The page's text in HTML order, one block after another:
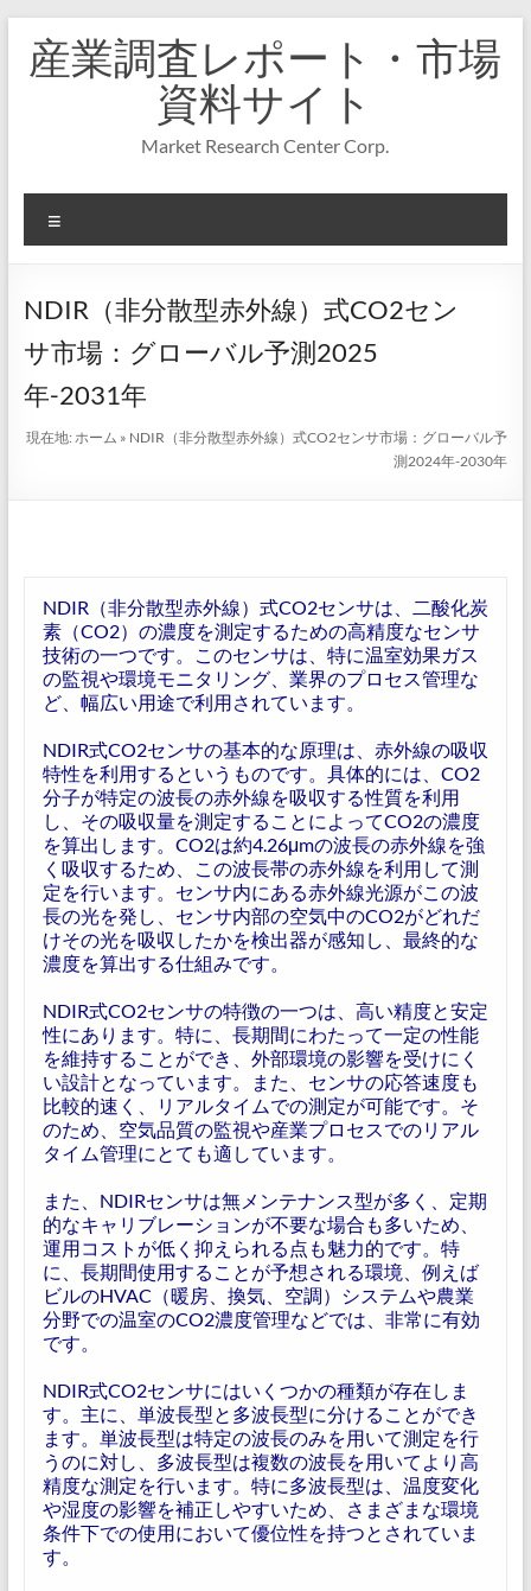
キ
プ
産業調査レポート・市場
資料サイト
Market Research Center Corp.
ニ
ー
NDIR（非分散型赤外線）式CO2セン
サ市場：グローバル予測2025
年-2031年
現在地:ホーム » NDIR（非分散型赤外線）式CO2センサ市場：グローバル予
測2024年-2030年
NDIR（非分散型赤外線）式CO2センサは、二酸化炭
素（CO2）の濃度を測定するための高精度なセンサ
技術の一つです。このセンサは、特に温室効果ガス
の監視や環境モニタリング、業界のプロセス管理な
ど、幅広い用途で利用されています。
NDIR式CO2センサの基本的な原理は、赤外線の吸収
特性を利用するというものです。具体的には、CO2
分子が特定の波長の赤外線を吸収する性質を利用
し、その吸収量を測定することによってCO2の濃度
を算出します。CO2は約4.26μmの波長の赤外線を強
く吸収するため、この波長帯の赤外線を利用して測
定を行います。センサ内にある赤外線光源がこの波
長の光を発し、センサ内部の空気中のCO2がどれだ
けその光を吸収したかを検出器が感知し、最終的な
濃度を算出する仕組みです。
NDIR式CO2センサの特徴の一つは、高い精度と安定
性にあります。特に、長期間にわたって一定の性能
を維持することができ、外部環境の影響を受けにく
い設計となっています。また、センサの応答速度も
比較的速く、リアルタイムでの測定が可能です。そ
のため、空気品質の監視や産業プロセスでのリアル
タイム管理にとても適しています。
また、NDIRセンサは無メンテナンス型が多く、定期
的なキャリブレーションが不要な場合も多いため、
運用コストが低く抑えられる点も魅力的です。特
に、長期間使用することが予想される環境、例えば
ビルのHVAC（暖房、換気、空調）システムや農業
分野での温室のCO2濃度管理などでは、非常に有効
です。
NDIR式CO2センサにはいくつかの種類が存在しま
す。主に、単波長型と多波長型に分けることができ
ます。単波長型は特定の波長のみを用いて測定を行
うのに対し、多波長型は複数の波長を用いてより高
精度な測定を行います。特に多波長型は、温度変化
や湿度の影響を補正しやすいため、さまざまな環境
条件下での使用において優位性を持つとされていま
す。